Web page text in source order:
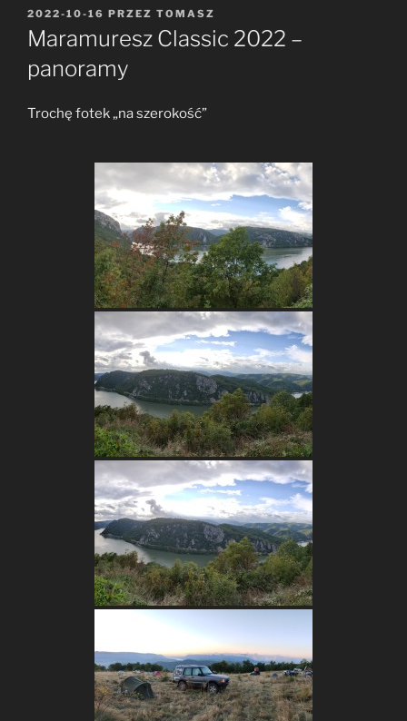
OPUBLIKOWANE
W
2022-10-16 PRZEZ TOMASZ
Maramuresz Classic 2022 –
panoramy
Trochę fotek „na szerokość”